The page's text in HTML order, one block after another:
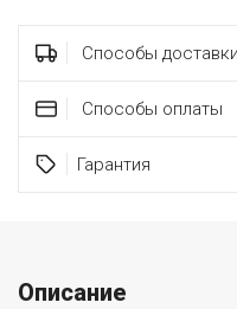
Способы доставки
Способы оплаты
Гарантия
Описание